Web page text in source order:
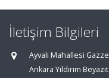
İletişim Bilgileri
Ayvalı Mahallesi
Ankara Yıldırım